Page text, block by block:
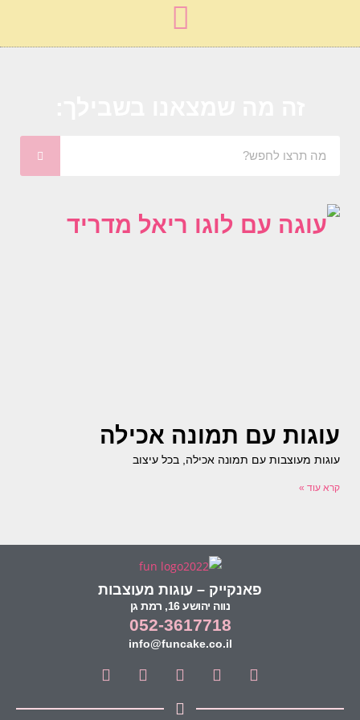
עוגות עם תמונה אכילה
עוגות מעוצבות עם תמונה אכילה, בכל עיצוב
קרא עוד »
פאנקייק – עוגות מעוצבות
נווה יהושע 16, רמת גן
052-3617718
info@funcake.co.il